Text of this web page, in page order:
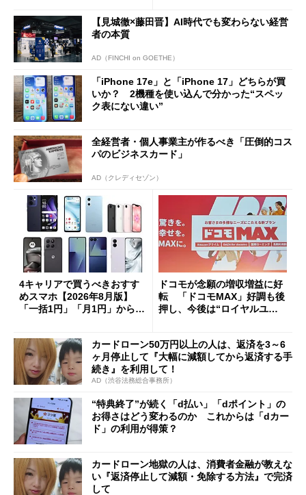
【見城徹×藤田晋】AI時代でも変わらない経営
者の本質
AD（FINCHI on GOETHE）
「iPhone 17e」と「iPhone 17」どちらが買
いか？ 2機種を使い込んで分かった“スペッ
ク表にない違い”
全経営者・個人事業主が作るべき「圧倒的コス
パのビジネスカード」
AD（クレディセゾン）
4キャリアで買うべきおすす
めスマホ【2026年8月版】
「一括1円」「月1円」からお
ドコモが念願の増収増益に好
転 「ドコモMAX」好調も後
押し、今後は“ロイヤルユー
カードローン50万円以上の人は、返済を3～6
ヶ月停止して『大幅に減額してから返済する手
続き』を利用して！
AD（渋谷法務総合事務所）
“特典終了”が続く「d払い」「dポイント」の
お得さはどう変わるのか これからは「dカー
ド」の利用が得策？
カードローン地獄の人は、消費者金融が教えな
い『返済停止して減額・免除する方法』で完済
して